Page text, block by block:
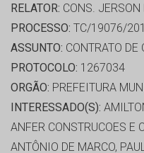
RELATOR: CONS.
PROCESSO: TC/19076/
ASSUNTO: CONTRATO
PROTOCOLO: 1267034
ORGÃO: PREFEITURA
INTERESSADO(S):
ANFER CONSTRUCOES E
ANTÔNIO DE MARCO,